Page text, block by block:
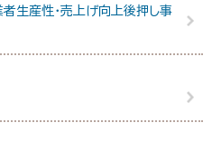
者生産性・売上げ向上後押し事